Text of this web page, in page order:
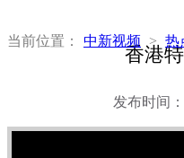
当前位置： 中新视频 > 热
香港
发布时间